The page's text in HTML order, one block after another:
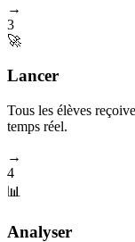
→
3
🚀
Lancer
Tous les élèves
temps réel.
→
4
📊
Analyser